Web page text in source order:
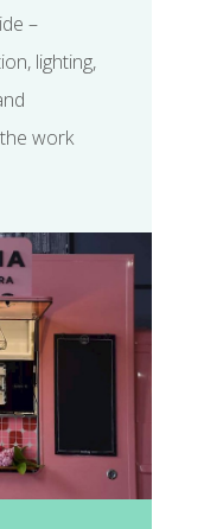
–
lighting,
work